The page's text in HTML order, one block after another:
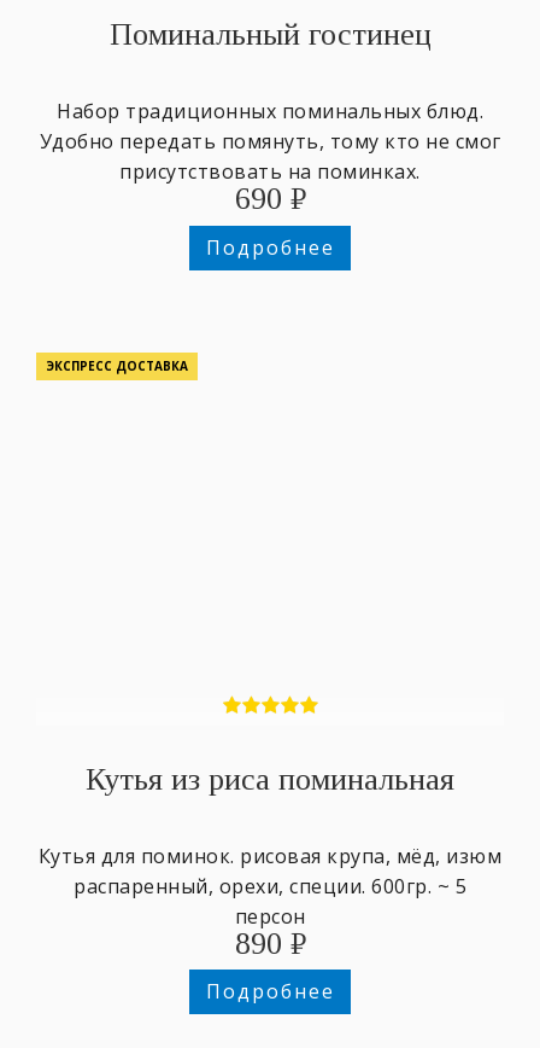
Поминальный гостинец
Набор традиционных поминальных блюд.
Удобно передать помянуть, тому кто не смог
присутствовать на поминках.
690 ₽
Подробнее
ЭКСПРЕСС ДОСТАВКА
Кутья из риса поминальная
Кутья для поминок. рисовая крупа, мёд, изюм
распаренный, орехи, специи. 600гр. ~ 5
персон
890 ₽
Подробнее